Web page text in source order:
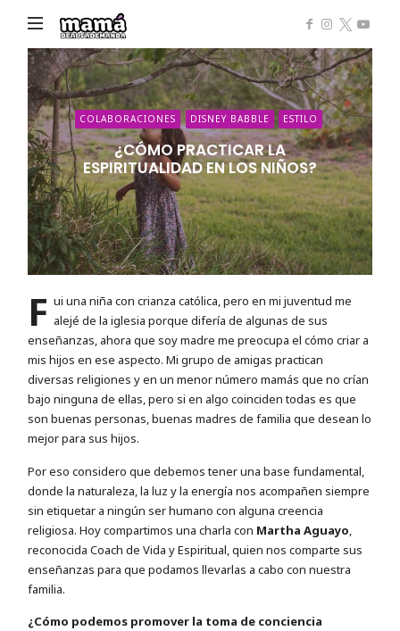
de
Alta
Demanda
COLABORACIONES DISNEY BABBLE ESTILO
¿CÓMO PRACTICAR LA
ESPIRITUALIDAD EN LOS NIÑOS?
F ui una niña con crianza católica, pero en mi juventud me
alejé de la iglesia porque difería de algunas de sus
enseñanzas, ahora que soy madre me preocupa el cómo criar a
mis hijos en ese aspecto. Mi grupo de amigas practican
diversas religiones y en un menor número mamás que no crían
bajo ninguna de ellas, pero si en algo coinciden todas es que
son buenas personas, buenas madres de familia que desean lo
mejor para sus hijos.
Por eso considero que debemos tener una base fundamental,
donde la naturaleza, la luz y la energía nos acompañen siempre
sin etiquetar a ningún ser humano con alguna creencia
religiosa. Hoy compartimos una charla con Martha Aguayo,
reconocida Coach de Vida y Espiritual, quien nos comparte sus
enseñanzas para que podamos llevarlas a cabo con nuestra
familia.
¿Cómo podemos promover la toma de conciencia